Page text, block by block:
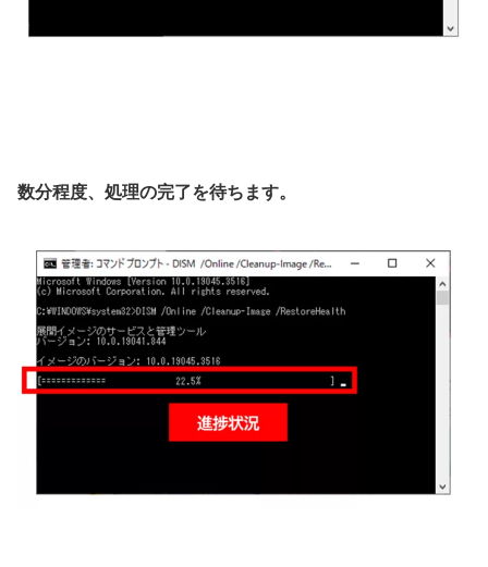
数分程度、処理の完了を待ちます。